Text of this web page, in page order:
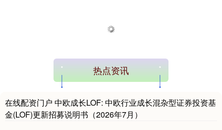
热点资讯
在线配资门户 中欧成长LOF: 中欧行业成长混杂型证券投资基
金(LOF)更新招募说明书（2026年7月）